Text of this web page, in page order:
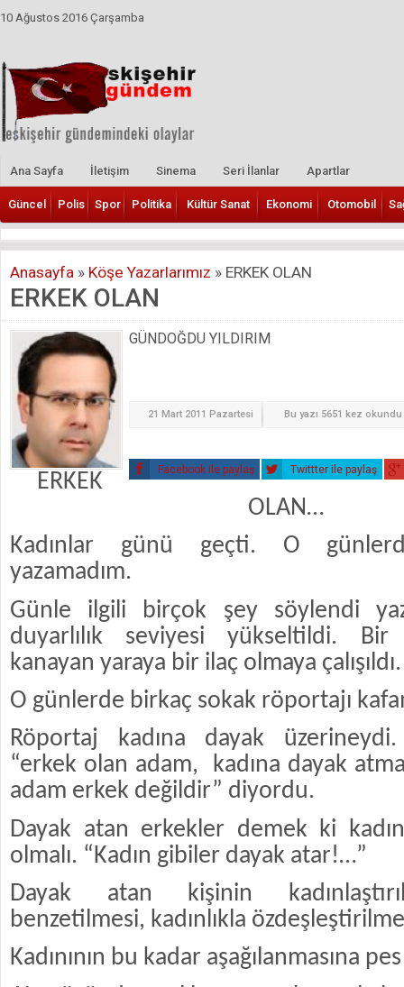
10 Ağustos 2016 Çarşamba
Ana Sayfa İletişim Sinema Seri İlanlar Apartlar
Güncel Polis Spor Politika Kültür Sanat Ekonomi Otomobil
Anasayfa » Köşe Yazarlarımız » ERKEK OLAN
ERKEK OLAN
GÜNDOĞDU YILDIRIM
21 Mart 2011 Pazartesi Bu yazı 5651 kez okundu
Facebook ile paylaş Twittter ile paylaş
ERKEK
OLAN…
Kadınlar günü geçti. O
yazamadım.
Günle ilgili birçok şey söylendi
duyarlılık seviyesi yükseltildi.
kanayan yaraya bir ilaç olmaya çalışıldı.
O günlerde birkaç sokak röportajı
Röportaj kadına dayak
“erkek olan adam,
kadına dayak
adam erkek değildir” diyordu.
Dayak atan erkekler demek ki
olmalı. “Kadın gibiler dayak atar!…”
Dayak atan kişinin
benzetilmesi, kadınlıkla
Kadınının bu kadar aşağılanmasına